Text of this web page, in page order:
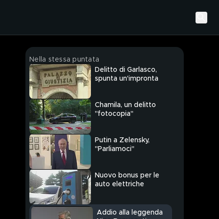
Nella stessa puntata
Delitto di Garlasco,
spunta un'impronta
Chamila, un delitto
"fotocopia"
Putin a Zelensky,
"Parliamoci"
Nuovo bonus per le
auto elettriche
Addio alla leggenda